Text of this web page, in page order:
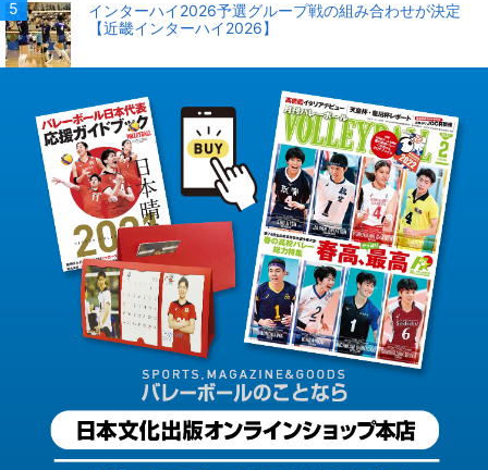
インターハイ2026予選グループ戦の組み合わせが決定
【近畿インターハイ2026】